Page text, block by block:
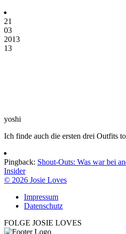
21
03
2013
13
yoshi
Ich finde auch die ersten drei Outfits
Pingback: Shout-Outs: Was war bei
Insider
© 2026 Josie Loves
Impressum
Datenschutz
FOLGE JOSIE LOVES